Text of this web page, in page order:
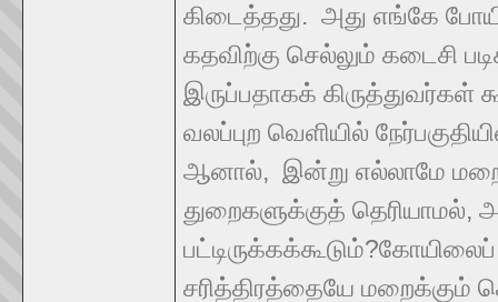
கிடைத்தது. அது எங்கே
கதவிற்கு செல்லும் கடைசி
இருப்பதாகக் கிருத்துவர்கள்
வலப்புற வெளியில்
ஆனால், இன்று எல்லாமே
துறைகளுக்குத் தெரியாமல்,
சரித்திரத்தையே மறைக்கும்